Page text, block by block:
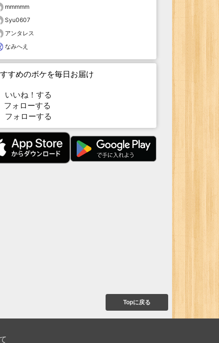
mmmmm
Syu0607
アンタレス
なみへえ
すめのボケを毎日お届け
いいね！する
ォローする
フォローする
Topに戻る